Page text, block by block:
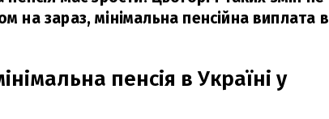
на зараз, мінімальна пенсійна виплата в
пенсія в Україні у